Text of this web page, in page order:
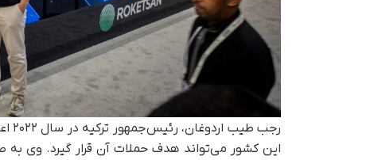
این کشور می‌تواند هدف حملات آن قرار گیرد. وی به